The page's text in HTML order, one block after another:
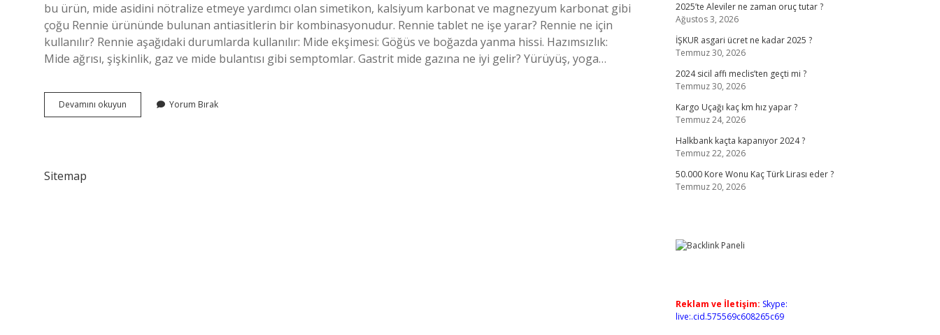
bu ürün, mide asidini nötralize etmeye yardımcı olan simetikon, kalsiyum karbonat ve magnezyum karbonat gibi
çoğu Rennie ürününde bulunan antiasitlerin bir kombinasyonudur. Rennie tablet ne işe yarar? Rennie ne için
kullanılır? Rennie aşağıdaki durumlarda kullanılır: Mide ekşimesi: Göğüs ve boğazda yanma hissi. Hazımsızlık:
Mide ağrısı, şişkinlik, gaz ve mide bulantısı gibi semptomlar. Gastrit mide gazına ne iyi gelir? Yürüyüş, yoga…
Devamını okuyun
Tablet
Yorum Bırak
Sitemap
2025’te Aleviler ne zaman oruç tutar ?
Ağustos 3, 2026
İŞKUR asgari ücret ne kadar 2025 ?
Temmuz 30, 2026
2024 sicil affı meclis’ten geçti mi ?
Temmuz 30, 2026
Kargo Uçağı kaç km hız yapar ?
Temmuz 24, 2026
Halkbank kaçta kapanıyor 2024 ?
Temmuz 22, 2026
50.000 Kore Wonu Kaç Türk Lirası eder ?
Temmuz 20, 2026
Reklam ve İletişim: Skype:
live:.cid.575569c608265c69